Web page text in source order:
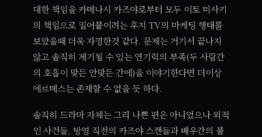
대한 책임을 카메나시 카즈야로부터 모두 이토 미사키
의 책임으로 밀어붙이려는 후지 TV의 마케팅 행태를
보았을때 더욱 자명한것 같다. 문제는 거기서 끝나지
않고 솔직히 제기될 수 있는 연기력의 부족(두 사람간
의 호흡이 맞든 안맞든 간에)을 이야기한다면 더이상
에르메스는 존재할 수 없을 듯 하다.
솔직히 드라마 자체는 그리 나쁜 편은 아니었으나 외적
인 사건들, 방영 직전의 카즈야 스캔들과 배우간의 불